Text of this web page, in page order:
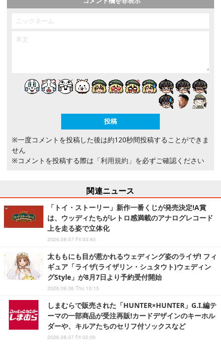
※一度コメントを投稿した後は約120秒間投稿することができま
せん
※コメントを投稿する際は 「利用規約」 を必ずご確認ください
関連ニュース
「トイ・ストーリー」新作一番くじが発売決定!A賞
は、ウッディたちがレトロ感満載のアナログレコード
上を走る姿で立体化
2026.08.07 Fri 03:40
太ももにも目が惹かれるウェディング姿のライザ! フィ
ギュア「ライザ(ライザリン・シュタウト)ウェディン
グStyle」が8月7日より予約受付開始
2026.08.06 Thu 10:15
しまむらで販売された「HUNTER×HUNTER」G.I.編テ
ーマの一部商品が受注再販!カードデザインのキーホル
ダーや、キルアたちのセリフ付ソックスなど
2026.08.07 Fri 02:00